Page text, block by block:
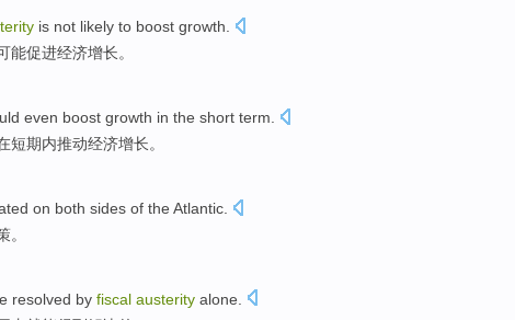
is not likely to boost growth
能促进经济增长。
even boost growth in the short term
短期内推动经济增长。
on both sides of the Atlantic.
。
resolved by fiscal austerity alone.